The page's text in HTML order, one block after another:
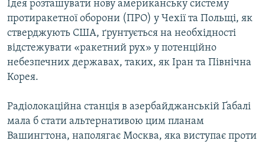
Ідея розташувати нову американську систему
протиракетної оборони (ПРО) у Чехії та Польщі, як
стверджують США, ґрунтується на необхідності
відстежувати «ракетний рух» у потенційно
небезпечних державах, таких, як Іран та Північна
Корея.
Радіолокаційна станція в азербайджанській Ґабалі
мала б стати альтернативою цим планам
Вашингтона, наполягає Москва, яка виступає проти